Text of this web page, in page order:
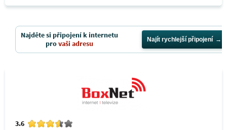
Najděte si připojení k internetu
provaši adresu Najít rychlejší připojení
3.6